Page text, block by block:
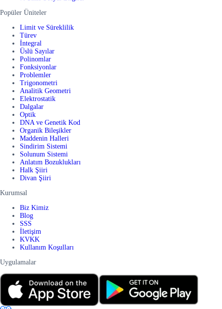
Popüler Üniteler
Limit ve Süreklilik
Türev
İntegral
Üslü Sayılar
Polinomlar
Fonksiyonlar
Problemler
Trigonometri
Analitik Geometri
Elektrostatik
Dalgalar
Optik
DNA ve Genetik Kod
Organik Bileşikler
Maddenin Halleri
Sindirim Sistemi
Solunum Sistemi
Anlatım Bozuklukları
Halk Şiiri
Divan Şiiri
Kurumsal
Biz Kimiz
Blog
SSS
İletişim
KVKK
Kullanım Koşulları
Uygulamalar